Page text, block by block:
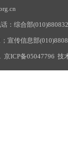
综合部
宣传信息部
京ICP备05047796 技